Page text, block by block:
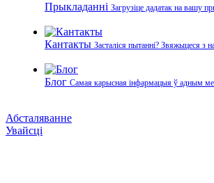
Прыкладанні Загрузіце дадатак на вашу
Кантакты Засталіся пытанні? Звяжыцеся з
Блог Самая карысная інфармацыя ў адным
Абсталяванне
Увайсці